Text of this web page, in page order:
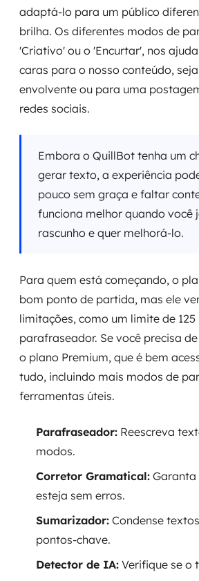
adaptá-lo para um público
brilha. Os diferentes modos de
'Criativo' ou o 'Encurtar', nos
caras para o nosso conteúdo,
envolvente ou para uma
redes sociais.
Embora o QuillBot tenha um
gerar texto, a experiência
pouco sem graça e faltar
funciona melhor quando você
rascunho e quer melhorá-lo.
Para quem está começando, o
bom ponto de partida, mas ele
limitações, como um limite de
parafraseador. Se você precisa
o plano Premium, que é bem
tudo, incluindo mais modos de
ferramentas úteis.
Parafraseador: Reescreva
modos.
Corretor Gramatical: Garanta
esteja sem erros.
Sumarizador: Condense
pontos-chave.
Detector de IA: Verifique se o